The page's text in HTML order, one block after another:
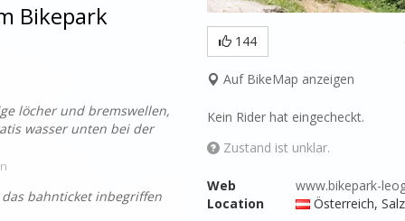
144
Auf BikeMap anzeigen
Kein Rider hat eingecheckt.
Zustand ist unklar.
Web
www.bikepark-
Location
Österreich,
Bikepark
löcher und bremswellen,
wasser unten bei der
bahnticket inbegriffen